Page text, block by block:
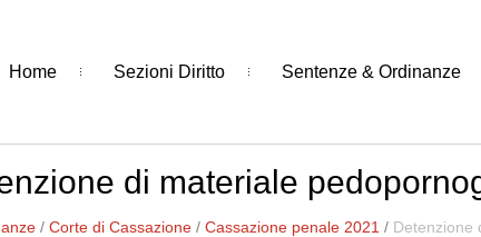
Home Sezioni Diritto Sentenze & Ordinanze
di materiale
/ Corte di Cassazione / Cassazione penale 2021 / Detenzione